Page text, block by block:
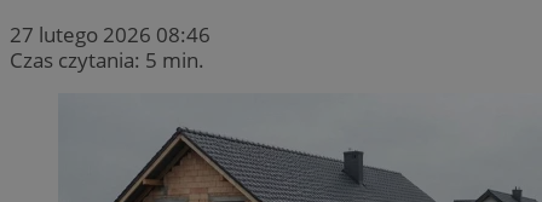
27 lutego 2026 08:46
Czas czytania: 5 min.